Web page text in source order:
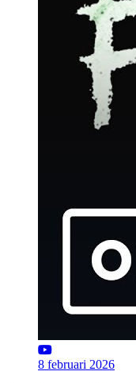
8 februari 2026